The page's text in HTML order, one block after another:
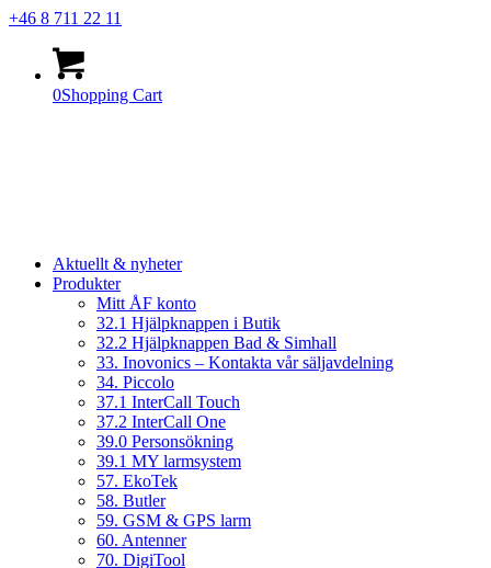
+46 8 711 22 11
0Shopping Cart
Aktuellt & nyheter
Produkter
Mitt ÅF konto
32.1 Hjälpknappen i Butik
32.2 Hjälpknappen Bad & Simhall
33. Inovonics – Kontakta vår säljavdelning
34. Piccolo
37.1 InterCall Touch
37.2 InterCall One
39.0 Personsökning
39.1 MY larmsystem
57. EkoTek
58. Butler
59. GSM & GPS larm
60. Antenner
70. DigiTool